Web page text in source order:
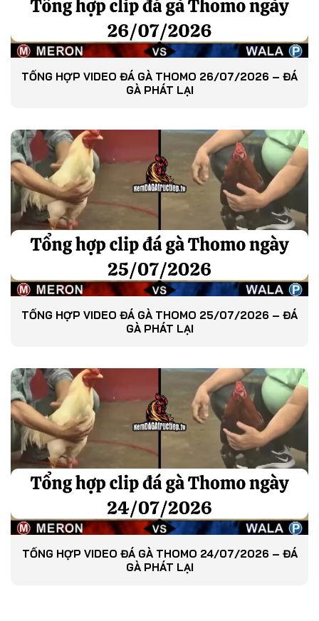
TỔNG HỢP VIDEO ĐÁ GÀ THOMO 26/07/2026 – ĐÁ
GÀ PHÁT LẠI
TỔNG HỢP VIDEO ĐÁ GÀ THOMO 25/07/2026 – ĐÁ
GÀ PHÁT LẠI
TỔNG HỢP VIDEO ĐÁ GÀ THOMO 24/07/2026 – ĐÁ
GÀ PHÁT LẠI